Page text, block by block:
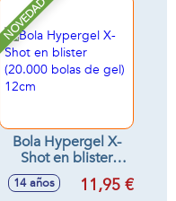
NOVEDAD
Bola Hypergel X-
Shot en blister
(20.000 bolas de
gel) 12cm
14 años 11,95 €